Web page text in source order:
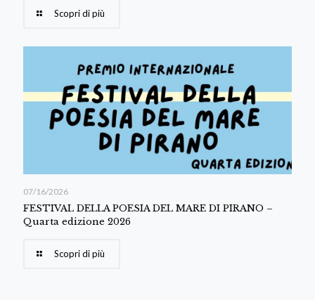
Scopri di più
07/16/2026
FESTIVAL DELLA POESIA DEL MARE DI PIRANO –
Quarta edizione 2026
Scopri di più